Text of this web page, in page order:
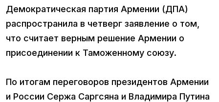
Демократическая партия Армении (ДПА)
распространила в четверг заявление о том,
что считает верным решение Армении о
присоединении к Таможенному союзу.
По итогам переговоров президентов Армении
и России Сержа Саргсяна и Владимира Путина